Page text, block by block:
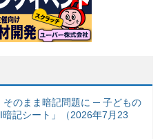
のまま暗記問題に ─ 子どもの
記シート」（2026年7月23